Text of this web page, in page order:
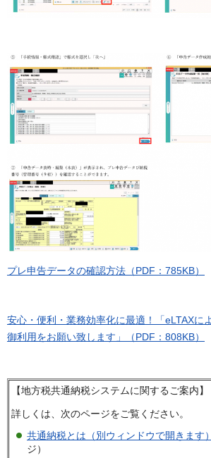
プレ申告データの確認方法（PDF：785KB）
安心・便利・業務効率化に最適！「eLTAXに
御利用をお願い致します」（PDF：808KB）
【地方税共通納税システムに関するご案内】
詳しくは、次のページをご覧ください。
共通納税とは（別ウィンドウで開きます）
ジ）